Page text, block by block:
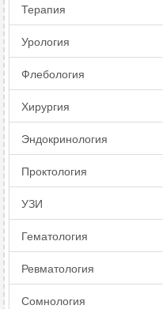
Терапия
Урология
Флебология
Хирургия
Эндокринология
Проктология
УЗИ
Гематология
Ревматология
Сомнология